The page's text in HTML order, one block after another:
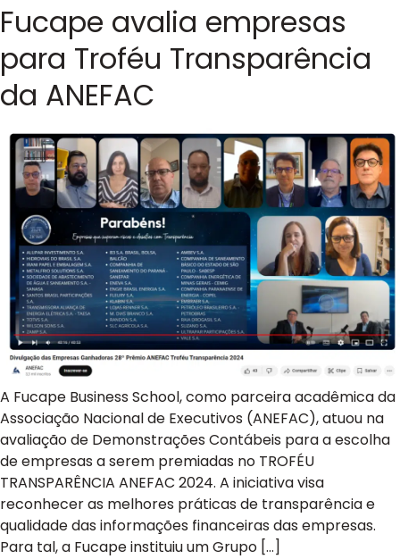
Fucape avalia empresas
para Troféu Transparência
da ANEFAC
A Fucape Business School, como parceira acadêmica da
Associação Nacional de Executivos (ANEFAC), atuou na
avaliação de Demonstrações Contábeis para a escolha
de empresas a serem premiadas no TROFÉU
TRANSPARÊNCIA ANEFAC 2024. A iniciativa visa
reconhecer as melhores práticas de transparência e
qualidade das informações financeiras das empresas.
Para tal, a Fucape instituiu um Grupo […]